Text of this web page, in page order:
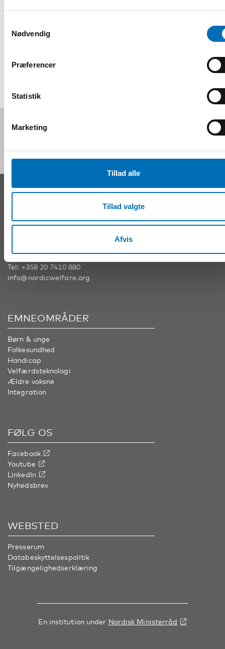
Nødvendig
Præferencer
Statistik
Marketing
Tillad alle
Tillad valgte
Afvis
DEL
KONTAKT
Nordens Velfærdscenter Sverige
Tel:+46 8 545 536 00
Nordens Velfærdscenter Finland
Tel: +358 20 7410 880
info@nordicwelfare.org
EMNEOMRÅDER
Børn & unge
Folkesundhed
Handicap
Velfærdsteknologi
Ældre voksne
Integration
FØLG OS
Facebook
Youtube
LinkedIn
Nyhedsbrev
WEBSTED
Presserum
Databeskyttelsespolitik
Tilgængelighedserklæring
En institution under Nordisk Ministerråd